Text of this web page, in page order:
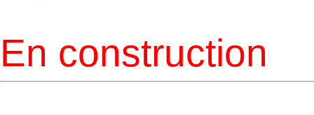
En construction